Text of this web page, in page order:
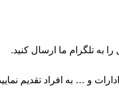
تلگرام ما ارسال کنید.
و … به افراد تقدیم